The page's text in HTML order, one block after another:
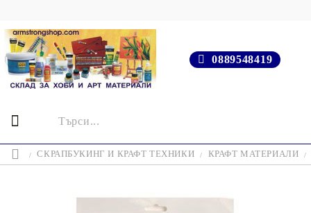
0889548419
СКРАПБУКИНГ И КРАФТ ТЕХНИКИ КРАФТ МАТЕРИАЛИ